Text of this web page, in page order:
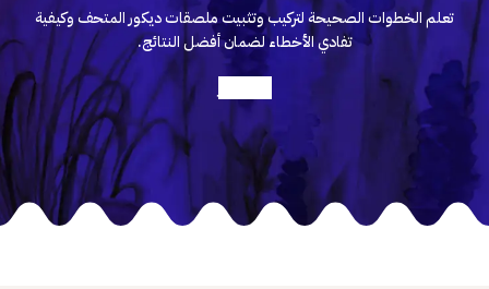
تعلم الخطوات الصحيحة لتركيب وتثبيت ملصقات ديكور المتحف وكيفية
تفادي الأخطاء لضمان أفضل النتائج.